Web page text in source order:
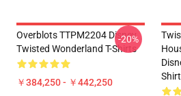
Overblots TTPM2204 Disney
Twisted Wonderland T-Shirts
￥384,250 - ￥442,250
-20%